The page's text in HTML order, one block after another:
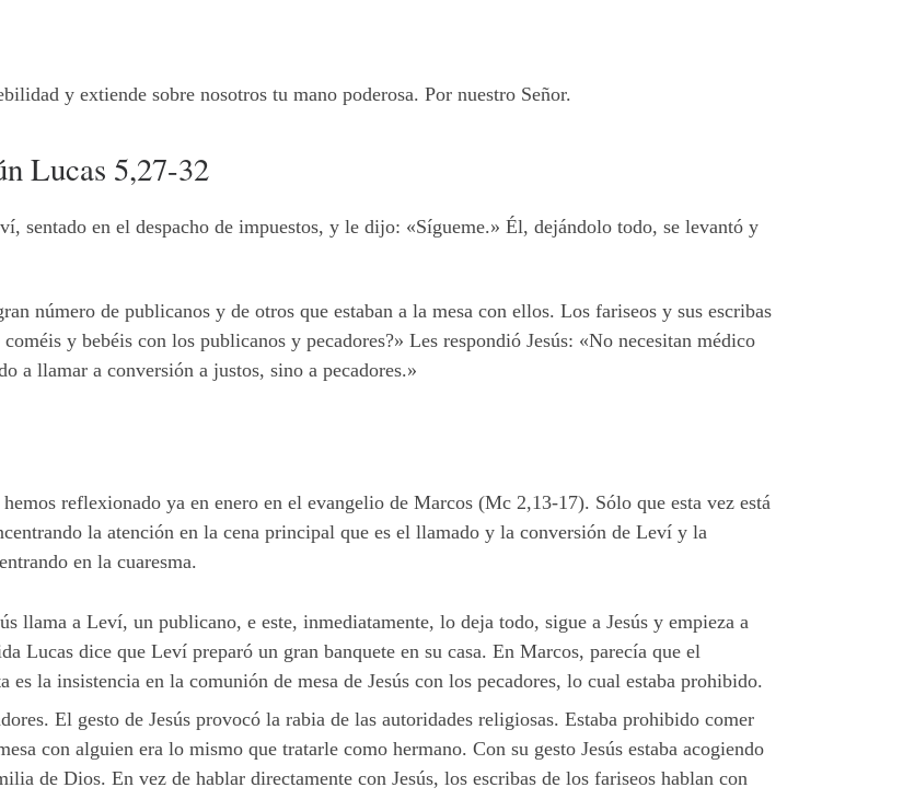
y extiende sobre nosotros tu mano poderosa. Por nuestro Señor.
Lucas 5,27-32
sentado en el despacho de impuestos, y le dijo: «Sígueme.» Él, dejándolo todo, se levantó y
número de publicanos y de otros que estaban a la mesa con ellos. Los fariseos y sus escribas
y bebéis con los publicanos y pecadores?» Les respondió Jesús: «No necesitan médico
a llamar a conversión a justos, sino a pecadores.»
reflexionado ya en enero en el evangelio de Marcos (Mc 2,13-17). Sólo que esta vez está
la atención en la cena principal que es el llamado y la conversión de Leví y la
en la cuaresma.
llama a Leví, un publicano, e este, inmediatamente, lo deja todo, sigue a Jesús y empieza a
Lucas dice que Leví preparó un gran banquete en su casa. En Marcos, parecía que el
es la insistencia en la comunión de mesa de Jesús con los pecadores, lo cual estaba prohibido.
El gesto de Jesús provocó la rabia de las autoridades religiosas. Estaba prohibido comer
con alguien era lo mismo que tratarle como hermano. Con su gesto Jesús estaba acogiendo
de Dios. En vez de hablar directamente con Jesús, los escribas de los fariseos hablan con